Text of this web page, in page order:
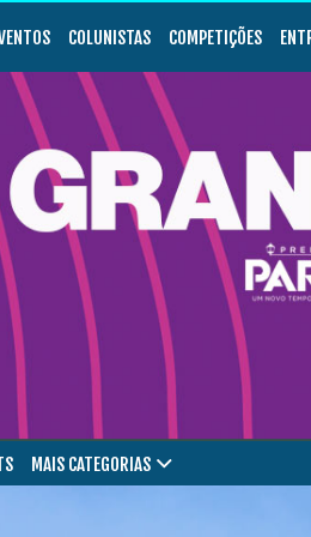
COLUNISTAS COMPETIÇÕES
MAIS CATEGORIAS